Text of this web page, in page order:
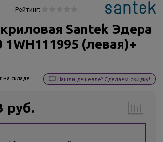
Рейтинг:
Santek Эдера
1WH111995 (левая)+
на складе Нашли дешевле? Сделаем скидку!
руб.